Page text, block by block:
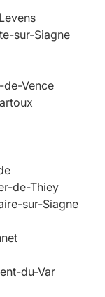
sur-Siagne
Vence
de-Thiey
sur-Siagne
du-Var